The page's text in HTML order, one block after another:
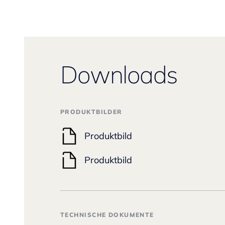
Downloads
PRODUKTBILDER
Produktbild
Produktbild
TECHNISCHE DOKUMENTE